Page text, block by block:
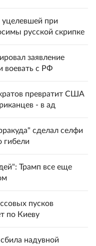
уцелевшей при
русской скрипке
заявление
воевать с РФ
превратит США
- в ад
сделал селфи
гибели
Трамп все еще
пусков
по Киеву
надувной